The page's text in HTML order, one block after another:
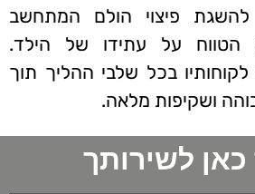
להשגת פיצוי הולם המתחשב
הטווח על עתידו של הילד.
בכל שלבי ההליך תוך
ושקיפות מלאה.
לשירותך